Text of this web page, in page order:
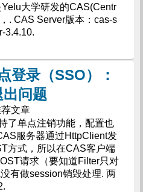
大学研发的CAS(Centr
. CAS Server版本：cas-s
3.4.10.
登录（SSO）：
问题
文章
了单点注销功能，配置也
服务器通过HttpClient发
方式，所以在CAS客户端
请求（要知道Filter只对
有做session销毁处理. 两